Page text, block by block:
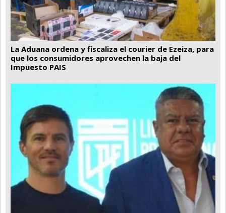
La Aduana ordena y fiscaliza el courier de Ezeiza, para
que los consumidores aprovechen la baja del
Impuesto PAIS